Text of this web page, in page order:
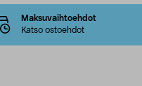
Maksuvaihtoehdot
Katso ostoehdot